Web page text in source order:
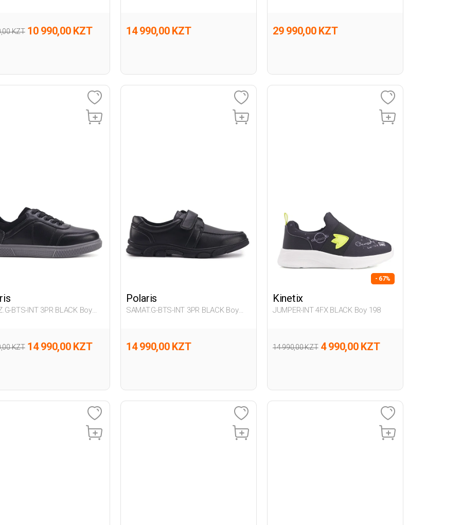
KZT 10 990,00 KZT 14 990,00 KZT 29 990,00 KZT
BTS-INT 3PR BLACK Boy
KZT 14 990,00 KZT
Polaris
SAMAT.G-BTS-INT 3PR BLACK Boy
14 990,00 KZT
- 67%
Kinetix
JUMPER-INT 4FX BLACK Boy 198
14 990,00 KZT 4 990,00 KZT